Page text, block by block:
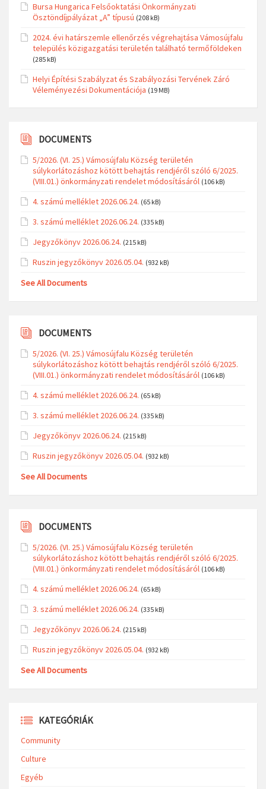
Bursa Hungarica Felsőoktatási Önkormányzati
Ösztöndíjpályázat „A” típusú (208 kB)
2024. évi határszemle ellenőrzés végrehajtása Vámosújfalu
település közigazgatási területén található termőföldeken
(285 kB)
Helyi Építési Szabályzat és Szabályozási Tervének Záró
Véleményezési Dokumentációja (19 MB)
DOCUMENTS
5/2026. (VI. 25.) Vámosújfalu Község területén
súlykorlátozáshoz kötött behajtás rendjéről szóló 6/2025.
(VIII.01.) önkormányzati rendelet módosításáról (106 kB)
4. számú melléklet 2026.06.24. (65 kB)
3. számú melléklet 2026.06.24. (335 kB)
Jegyzőkönyv 2026.06.24. (215 kB)
Ruszin jegyzőkönyv 2026.05.04. (932 kB)
See All Documents
DOCUMENTS
5/2026. (VI. 25.) Vámosújfalu Község területén
súlykorlátozáshoz kötött behajtás rendjéről szóló 6/2025.
(VIII.01.) önkormányzati rendelet módosításáról (106 kB)
4. számú melléklet 2026.06.24. (65 kB)
3. számú melléklet 2026.06.24. (335 kB)
Jegyzőkönyv 2026.06.24. (215 kB)
Ruszin jegyzőkönyv 2026.05.04. (932 kB)
See All Documents
DOCUMENTS
5/2026. (VI. 25.) Vámosújfalu Község területén
súlykorlátozáshoz kötött behajtás rendjéről szóló 6/2025.
(VIII.01.) önkormányzati rendelet módosításáról (106 kB)
4. számú melléklet 2026.06.24. (65 kB)
3. számú melléklet 2026.06.24. (335 kB)
Jegyzőkönyv 2026.06.24. (215 kB)
Ruszin jegyzőkönyv 2026.05.04. (932 kB)
See All Documents
KATEGÓRIÁK
Community
Culture
Egyéb